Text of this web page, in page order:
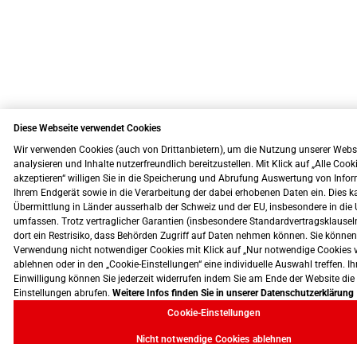
Diese Webseite verwendet Cookies
Wir verwenden Cookies (auch von Drittanbietern), um die Nutzung unserer
analysieren und Inhalte nutzerfreundlich bereitzustellen. Mit Klick auf „Alle
akzeptieren“ willigen Sie in die Speicherung und Abrufung Auswertung von
Ihrem Endgerät sowie in die Verarbeitung der dabei erhobenen Daten ein. Dies
Übermittlung in Länder ausserhalb der Schweiz und der EU, insbesondere in die
umfassen. Trotz vertraglicher Garantien (insbesondere
dort ein Restrisiko, dass Behörden Zugriff auf Daten nehmen können. Sie
Verwendung nicht notwendiger Cookies mit Klick auf „Nur notwendige Cookies
ablehnen oder in den „Cookie-Einstellungen“ eine individuelle Auswahl treffen.
Einwilligung können Sie jederzeit widerrufen indem Sie am Ende der Website die
Einstellungen abrufen. Weitere Infos finden Sie in unserer Datenschutzerklärung
Cookie-Einstellungen
Nicht notwendige Cookies ablehnen